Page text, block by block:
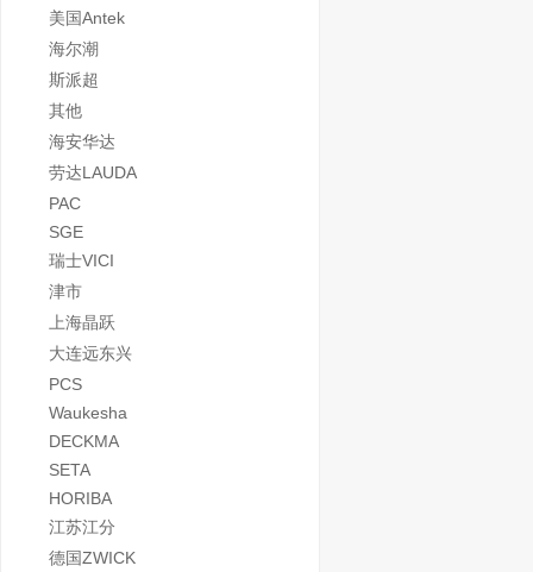
美国Antek
海尔潮
斯派超
其他
海安华达
劳达LAUDA
PAC
SGE
瑞士VICI
津市
上海晶跃
大连远东兴
PCS
Waukesha
DECKMA
SETA
HORIBA
江苏江分
德国ZWICK